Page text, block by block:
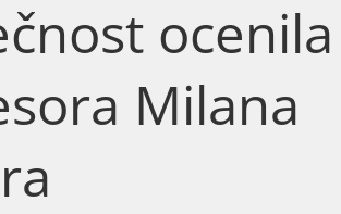
ocenila
Milana